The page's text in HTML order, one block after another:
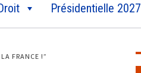
Présidentielle 2027
FRANCE !”